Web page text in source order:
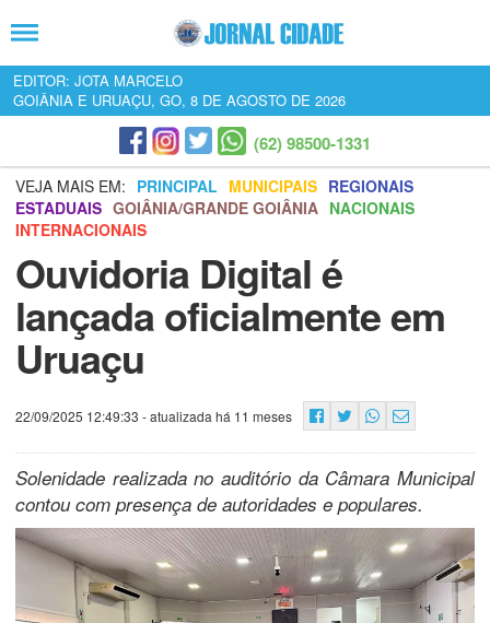
EDITOR: JOTA MARCELO
GOIÂNIA E URUAÇU, GO, 8 DE AGOSTO DE 2026
(62) 98500-1331
VEJA MAIS EM: PRINCIPAL MUNICIPAIS REGIONAIS
ESTADUAIS GOIÂNIA/GRANDE GOIÂNIA NACIONAIS
INTERNACIONAIS
Ouvidoria Digital é
lançada oficialmente em
Uruaçu
22/09/2025 12:49:33 - atualizada há 11 meses
Solenidade realizada no auditório da Câmara Municipal
contou com presença de autoridades e populares.